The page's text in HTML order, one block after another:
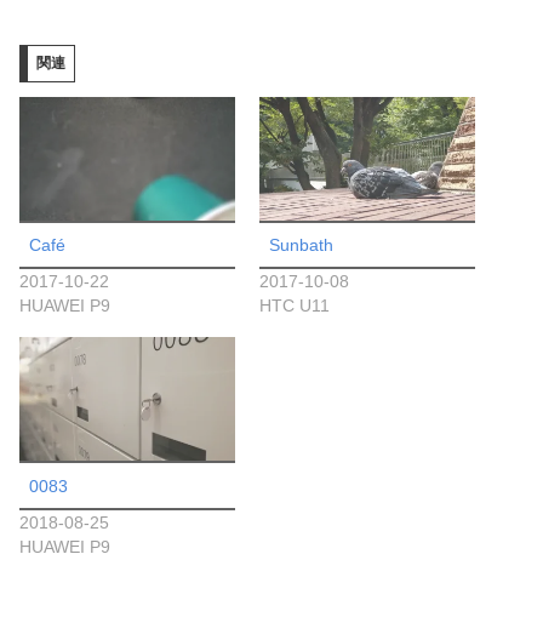
み
中…
関連
Café
2017-10-22
HUAWEI P9
Sunbath
2017-10-08
HTC U11
0083
2018-08-25
HUAWEI P9